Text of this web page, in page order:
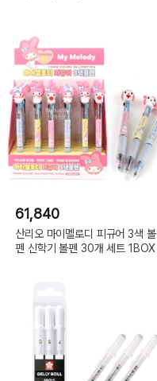
61,840
산리오 마이멜로디 피규어 3색 볼
펜 신학기 볼펜 30개 세트 1BOX